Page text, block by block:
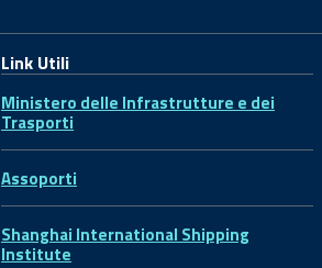
Link Utili
Ministero delle Infrastrutture e dei
Trasporti
Assoporti
Shanghai International Shipping
Institute